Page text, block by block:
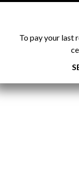
To pay your last